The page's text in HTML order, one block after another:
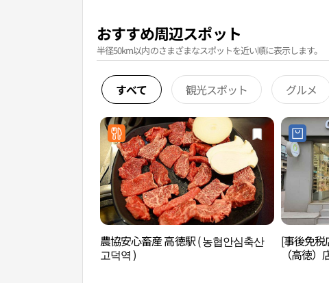
おすすめ周辺スポット
半径50km以内のさまざまなスポットを近い順に表示します。
すべて 観光スポット グルメ
農協安心畜産 高徳駅 ( 농협안심축산
고덕역 )
[事後免税
（高徳